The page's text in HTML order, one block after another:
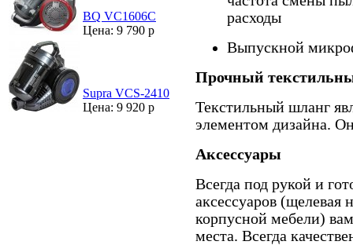
BQ VC1606C
Цена: 9 790 р
Supra VCS-2410
Цена: 9 920 р
расходы
Выпускной
Прочный
Текстильный шланг
элементом дизайна.
Аксессуары
Всегда под рукой и
аксессуаров (щелевая
корпусной мебели)
места. Всегда